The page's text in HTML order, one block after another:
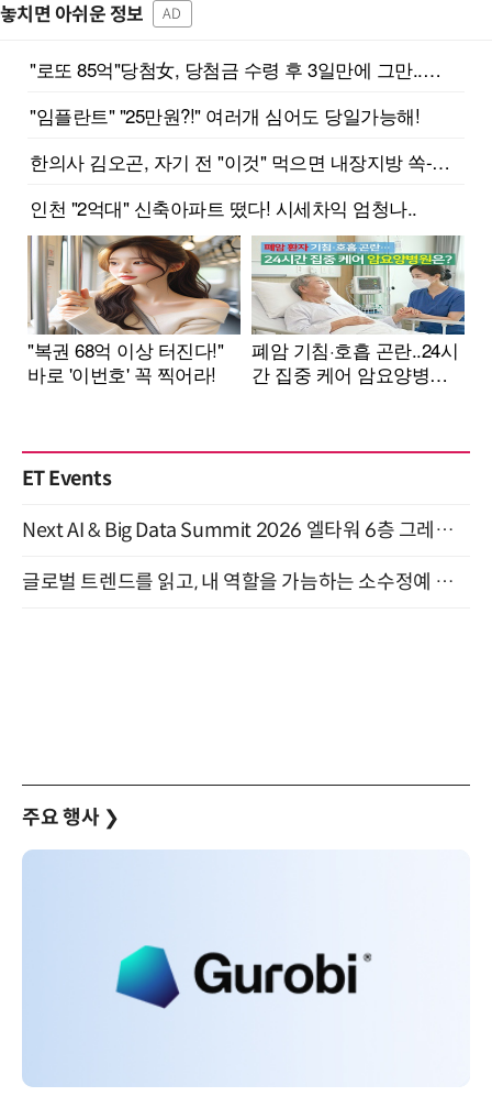
놓치면 아쉬운 정보 AD
ET Events
Next AI & Big Data Summit 2026 엘타워 6층 그레이스홀 개최 (9/18)
글로벌 트렌드를 읽고, 내 역할을 가늠하는 소수정예 실습 워크숍 (8/28)
주요 행사 ❯